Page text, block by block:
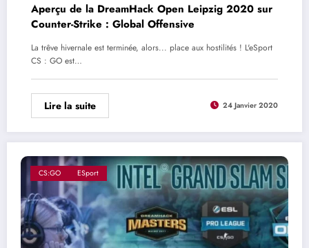
Aperçu de la DreamHack Open Leipzig 2020 sur
Counter-Strike : Global Offensive
La trêve hivernale est terminée, alors... place aux hostilités ! L'eSport
CS : GO est…
Lire la suite 24 Janvier 2020
CS:GO ESport